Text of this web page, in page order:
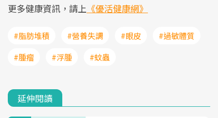
更多健康資訊，請上 《優活健康網》
#脂肪堆積 #營養失調 #眼皮
#過敏體質
#腫瘤
#浮腫 #蚊蟲
延伸閱讀